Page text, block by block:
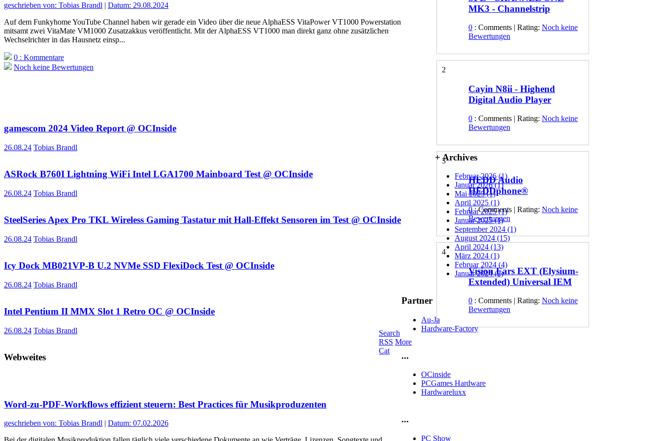
geschrieben von: Tobias Brandl | Datum: 29.08.2024
Auf dem Funkyhome YouTube Channel haben wir gerade ein Video über die neue AlphaESS VitaPower VT1000 Powerstation
mitsamt zwei VitaMate VM1000 Zusatzakkus veröffentlicht. Mit der AlphaESS VT1000 man direkt ganz ohne zusätzlichen
Wechselrichter in das Hausnetz einsp...
0 : Kommentare
Noch keine Bewertungen
gamescom 2024 Video Report @ OCInside
26.08.24 Tobias Brandl
ASRock B760I Lightning WiFi Intel LGA1700 Mainboard Test @ OCInside
26.08.24 Tobias Brandl
SteelSeries Apex Pro TKL Wireless Gaming Tastatur mit Hall-Effekt Sensoren im Test @ OCInside
26.08.24 Tobias Brandl
Icy Dock MB021VP-B U.2 NVMe SSD FlexiDock Test @ OCInside
26.08.24 Tobias Brandl
Intel Pentium II MMX Slot 1 Retro OC @ OCInside
26.08.24 Tobias Brandl
Webweites
Search
RSS More
Cat
Word-zu-PDF-Workflows effizient steuern: Best Practices für Musikproduzenten
geschrieben von: Tobias Brandl | Datum: 07.02.2026
MK3 - Channelstrip
0 : Comments | Rating: Noch keine
Bewertungen
2
Cayin N8ii - Highend
Digital Audio Player
0 : Comments | Rating: Noch keine
Bewertungen
3
HEDD Audio
HEDDphone®
0: Comments | Rating: Noch keine
Bewertungen
4
Vision Ears EXT (Elysium-
Extended) Universal IEM
0 : Comments | Rating: Noch keine
Bewertungen
+ Archives
Februar 2026 (1)
Januar 2026 (1)
Mai 2025 (1)
April 2025 (1)
Februar 2025 (1)
Januar 2025 (1)
September 2024 (1)
August 2024 (15)
April 2024 (13)
März 2024 (1)
Februar 2024 (4)
Januar 2024 (2)
Partner
Au-Ja
Hardware-Factory
...
OCinside
PCGames Hardware
Hardwareluxx
...
PC Show